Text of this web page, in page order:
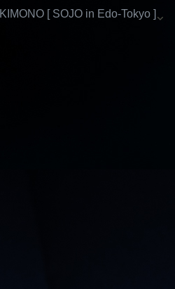
KIMONO [ SOJO in Edo-Tokyo ]